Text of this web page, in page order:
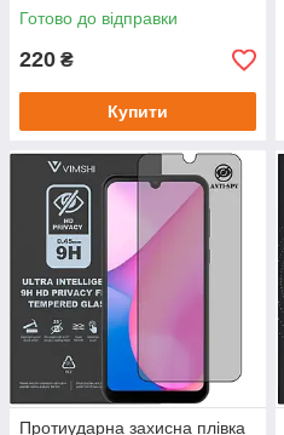
Готово до відправки
220 ₴
Купити
Протиударна захисна плівка